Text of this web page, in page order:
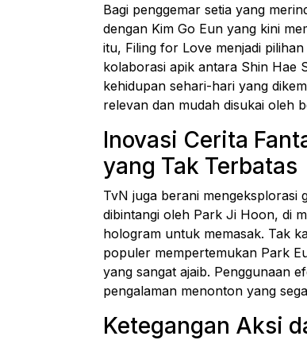
Bagi penggemar setia yang
dengan Kim Go Eun yang kini
itu, Filing for Love menjadi
kolaborasi apik antara Shin Hae
kehidupan sehari-hari yang
relevan dan mudah disukai oleh
Inovasi Cerita
yang Tak Terbatas
TvN juga berani mengeksplorasi
dibintangi oleh Park Ji Hoon, di
hologram untuk memasak. Tak
populer mempertemukan Park
yang sangat ajaib. Penggunaan
pengalaman menonton yang
Ketegangan Aksi